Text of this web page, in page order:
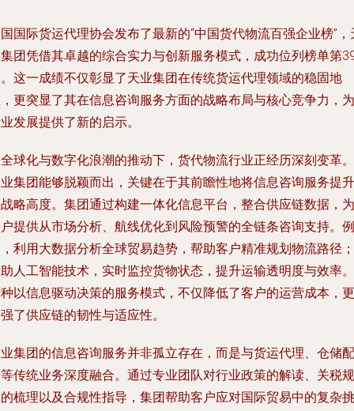
国际货运代理协会发布了最新的“中国货代物流百强企业榜”，
团凭借其卓越的综合实力与创新服务模式，成功位列榜单第
这一成绩不仅彰显了天业集团在传统货运代理领域的稳固地
更突显了其在信息咨询服务方面的战略布局与核心竞争力，为
发展提供了新的启示。
球化与数字化浪潮的推动下，货代物流行业正经历深刻变革。
集团能够脱颖而出，关键在于其前瞻性地将信息咨询服务提升
略高度。集团通过构建一体化信息平台，整合供应链数据，为
提供从市场分析、航线优化到风险预警的全链条咨询支持。例
利用大数据分析全球贸易趋势，帮助客户精准规划物流路径；
人工智能技术，实时监控货物状态，提升运输透明度与效率。
以信息驱动决策的服务模式，不仅降低了客户的运营成本，更
了供应链的韧性与适应性。
集团的信息咨询服务并非孤立存在，而是与货运代理、仓储配
传统业务深度融合。通过专业团队对行业政策的解读、关税规
梳理以及合规性指导，集团帮助客户应对国际贸易中的复杂挑